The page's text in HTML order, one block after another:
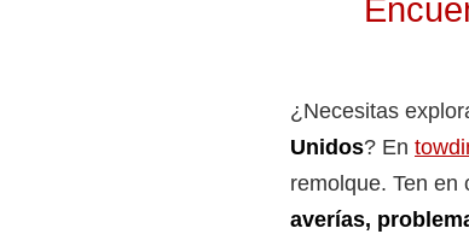
¿Necesitas
Unidos? En
remolque. Ten
averías,